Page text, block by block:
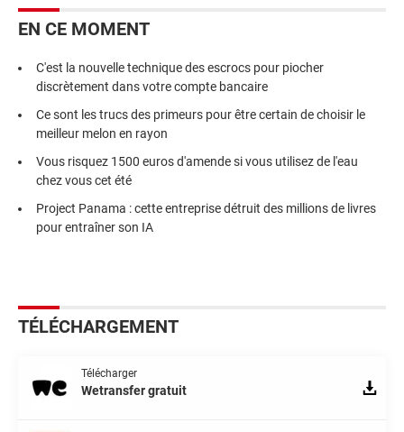
EN CE MOMENT
C'est la nouvelle technique des escrocs pour piocher
discrètement dans votre compte bancaire
Ce sont les trucs des primeurs pour être certain de choisir le
meilleur melon en rayon
Vous risquez 1500 euros d'amende si vous utilisez de l'eau
chez vous cet été
Project Panama : cette entreprise détruit des millions de livres
pour entraîner son IA
TÉLÉCHARGEMENT
Télécharger
Wetransfer gratuit